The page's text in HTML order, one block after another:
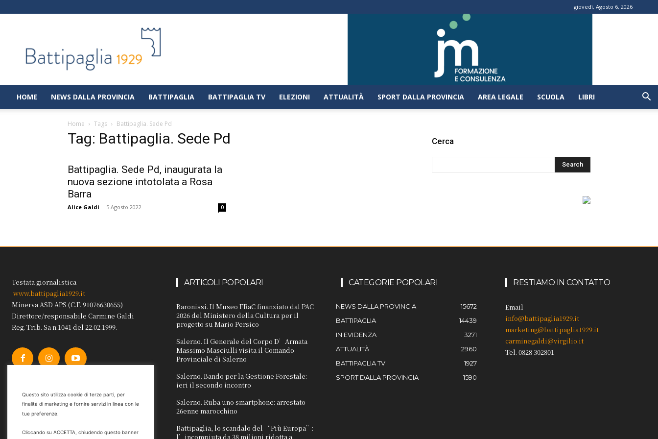
giovedì, Agosto 6, 2026
|
Notizie
dalla
città
di
HOME NEWS DALLA PROVINCIA BATTIPAGLIA BATTIPAGLIA TV ELEZIONI ATTUALITÀ SPORT DALLA PROVINCIA AREA LEGALE SCUOLA LIBRI
Home Tags Battipaglia. Sede Pd
Tag: Battipaglia. Sede Pd
Battipaglia. Sede Pd, inaugurata la
nuova sezione intotolata a Rosa
Barra
Alice Galdi - 5 Agosto 2022 0
Cerca
Testata giornalistica
www.battipaglia1929.it
Minerva ASD APS (C.F. 91076630655)
Direttore/responsabile Carmine Galdi
Reg. Trib. Sa n.1041 del 22.02.1999.
ARTICOLI POPOLARI
Baronissi. Il Museo FRaC finanziato dal PAC
2026 del Ministero della Cultura per il
progetto su Mario Persico
Salerno. Il Generale del Corpo D’Armata
Massimo Masciulli visita il Comando
Provinciale di Salerno
Salerno. Bando per la Gestione Forestale:
ieri il secondo incontro
Salerno. Ruba uno smartphone: arrestato
26enne marocchino
Battipaglia, lo scandalo del “Più Europa”:
l’incompiuta da 38 milioni ridotta a
CATEGORIE POPOLARI
NEWS DALLA PROVINCIA
15672
BATTIPAGLIA
14439
IN EVIDENZA
3271
ATTUALITÀ
2960
BATTIPAGLIA TV
1927
SPORT DALLA PROVINCIA
1590
RESTIAMO IN CONTATTO
Email
info@battipaglia1929.it
marketing@battipaglia1929.it
carminegaldi@virgilio.it
Tel. 0828 302801
Questo sito utilizza cookie di terze parti, per
finalità di marketing e fornire servizi in linea con le
tue preferenze.
Cliccando su ACCETTA, chiudendo questo banner